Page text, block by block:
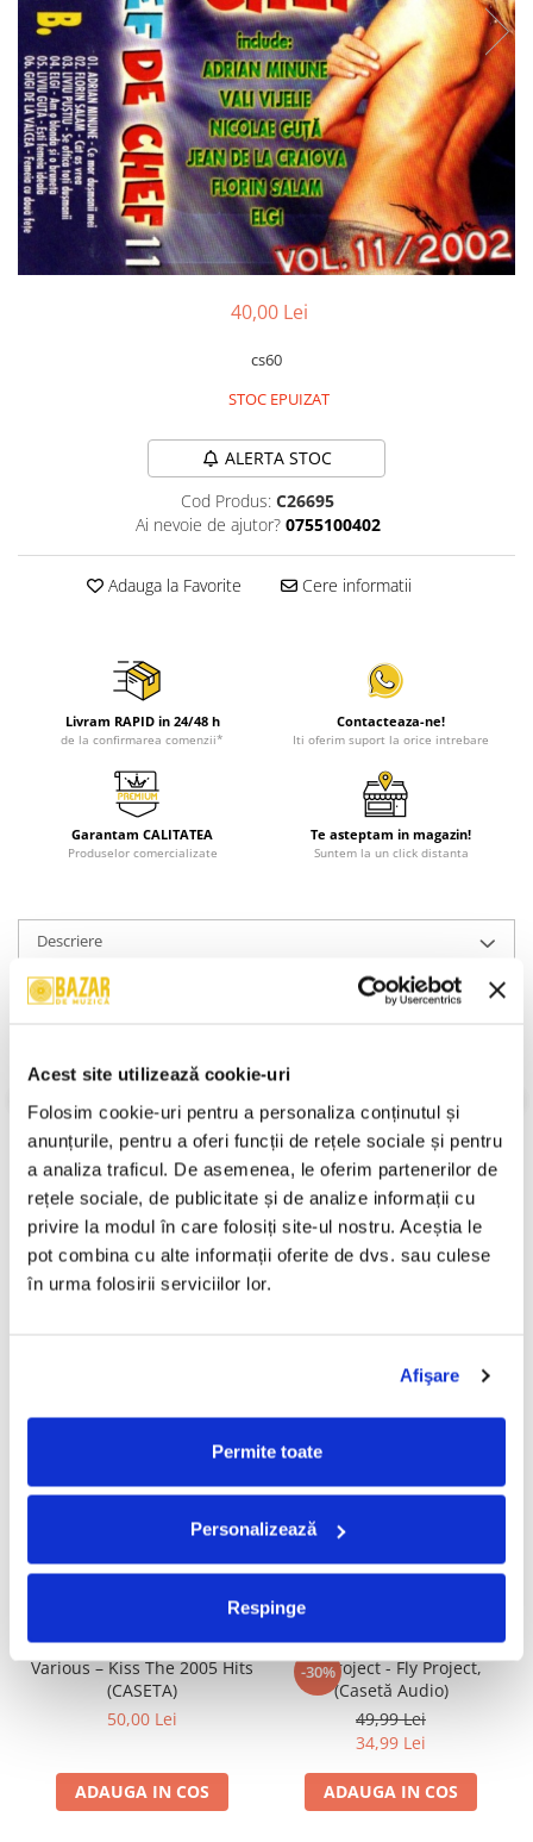
Acest site utilizează cookie-uri
Folosim cookie-uri pentru a personaliza conținutul și
anunțurile, pentru a oferi funcții de rețele sociale și pentru
a analiza traficul. De asemenea, le oferim partenerilor de
rețele sociale, de publicitate și de analize informații cu
privire la modul în care folosiți site-ul nostru. Aceștia le
pot combina cu alte informații oferite de dvs. sau culese
în urma folosirii serviciilor lor.
Afişare
Permite toate
Personalizează
Respinge
Viniluri Românești
Colecția Electrecord
40,00 Lei
cs60
STOC EPUIZAT
ALERTA STOC
Cod Produs: C26695
Ai nevoie de ajutor? 0755100402
Adauga la Favorite Cere informatii
Livram RAPID in 24/48 h
de la confirmarea comenzii*
Contacteaza-ne!
Iti oferim suport la orice intrebare
Garantam CALITATEA
Produselor comercializate
Te asteptam in magazin!
Suntem la un click distanta
Descriere
Stare Coperta:
Review-uri (0)
PRODUSE ALTERNATIVE
Romeo* – Dolarii Și
ADAUGA IN COS ADAUGA IN COS
FRECVENT CUMPARATE
IMPREUNA
Various – Kiss The 2005 Hits
(CASETA)
50,00 Lei
ADAUGA IN COS
-30%
Fly Project - Fly Project,
(Casetă Audio)
49,99 Lei
34,99 Lei
ADAUGA IN COS